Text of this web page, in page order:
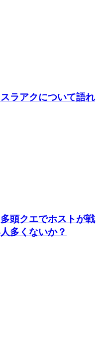
ラアクについて語れ
頭クエでホストが戦
多くないか？